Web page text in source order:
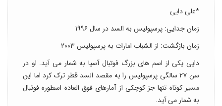
*علی دایی
زمان جدایی: پرسپولیس به السد در سال ۱۹۹۶
زمان بازگشت: از الشباب امارات به پرسپولیس ۲۰۰۳
دایی یکی از اسم های بزرگ فوتبال آسیا به شمار می آید. او در
سن ۲۷ سالگی پرسپولیس را به مقصد السد قطر ترک کرد اما این
مسیر کوتاه تنها جز کوچکی از آمارهای فوق العاده اسطوره فوتبال
به شمار می آید.